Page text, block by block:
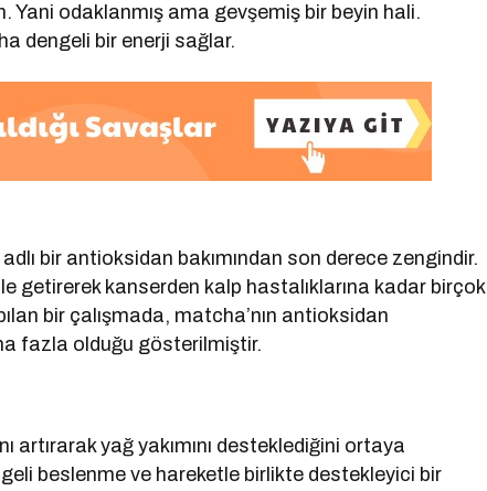
odaklanmış ama gevşemiş bir beyin hali.
dengeli bir enerji sağlar.
bir antioksidan bakımından son derece zengindir.
kanserden kalp hastalıklarına kadar birçok
bir çalışmada, matcha’nın antioksidan
fazla olduğu gösterilmiştir.
artırarak yağ yakımını desteklediğini ortaya
beslenme ve hareketle birlikte destekleyici bir